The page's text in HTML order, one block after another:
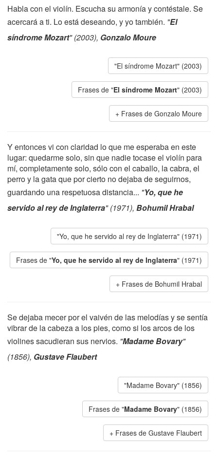
Habla con el violín. Escucha su armonía y contéstale. Se
acercará a ti. Lo está deseando, y yo también. "El
síndrome Mozart" (2003), Gonzalo Moure
"El síndrome Mozart" (2003)
Frases de "El síndrome Mozart" (2003)
Frases de Gonzalo Moure
Y entonces vi con claridad lo que me esperaba en este
lugar: quedarme solo, sin que nadie tocase el violín para
mí, completamente solo, sólo con el caballo, la cabra, el
perro y la gata que por cierto no dejaba de seguirnos,
guardando una respetuosa distancia... "Yo, que he
servido al rey de Inglaterra" (1971), Bohumil Hrabal
"Yo, que he servido al rey de Inglaterra" (1971)
Frases de "Yo, que he servido al rey de Inglaterra" (1971)
Frases de Bohumil Hrabal
Se dejaba mecer por el vaivén de las melodías y se sentía
vibrar de la cabeza a los pies, como si los arcos de los
violines sacudieran sus nervios. "Madame Bovary"
(1856), Gustave Flaubert
"Madame Bovary" (1856)
Frases de "Madame Bovary" (1856)
Frases de Gustave Flaubert